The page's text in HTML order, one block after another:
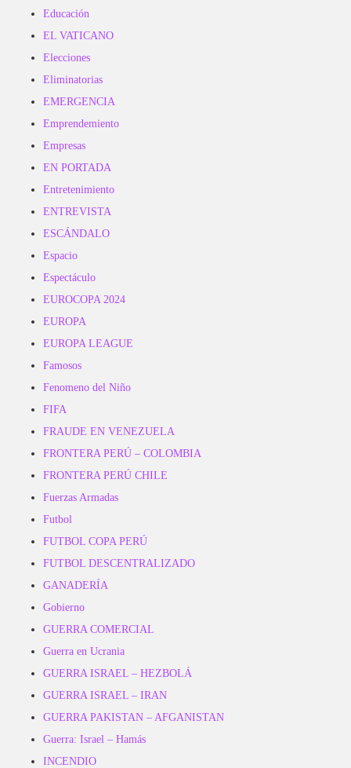
Educación
EL VATICANO
Elecciones
Eliminatorias
EMERGENCIA
Emprendemiento
Empresas
EN PORTADA
Entretenimiento
ENTREVISTA
ESCÁNDALO
Espacio
Espectáculo
EUROCOPA 2024
EUROPA
EUROPA LEAGUE
Famosos
Fenomeno del Niño
FIFA
FRAUDE EN VENEZUELA
FRONTERA PERÚ – COLOMBIA
FRONTERA PERÚ CHILE
Fuerzas Armadas
Futbol
FUTBOL COPA PERÚ
FUTBOL DESCENTRALIZADO
GANADERÍA
Gobierno
GUERRA COMERCIAL
Guerra en Ucrania
GUERRA ISRAEL – HEZBOLÁ
GUERRA ISRAEL – IRAN
GUERRA PAKISTAN – AFGANISTAN
Guerra: Israel – Hamás
INCENDIO